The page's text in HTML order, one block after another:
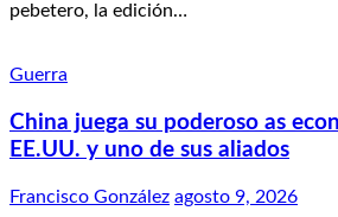
pebetero, la edición…
Guerra
China juega su poderoso as
EE.UU. y uno de sus aliados
Francisco González agosto 9, 2026